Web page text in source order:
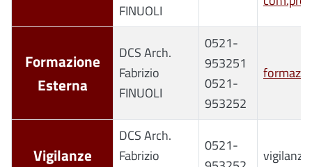
FINUOLI
Formazione
Esterna
DCS Arch.
Fabrizio
FINUOLI
0521-
953251
0521-
953252
Vigilanze
DCS Arch.
Fabrizio
0521-